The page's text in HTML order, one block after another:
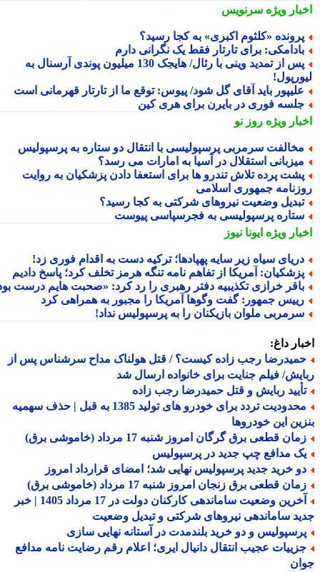
ویژهسرنویس
«کلثوم اکبری» به کجا رسید؟
برای تارتار فقط یک نگرانی دارم
پس از تمدید وینی با رئال/ هایجک 130 میلیون پوندی آرسنال به
باید آقای گل شود/ پیوس: توقع ما از تارتار قهرمانی است
فوری در بایرن برای هری کین
ویژهروز نو
سرمربی پرسپولیسی با انتقال دو ستاره به پرسپولیس
استقلال در آسیا به امارات می رسد؟
پرده تلاش تندرو ها برای استعفا دادن پزشکیان به روایت
جمهوری اسلامی
وضعیت نیروهای شرکتی به کجا رسید؟
پرسپولیسی به فجرسپاسی پیوست
ویژهایونا نیوز
سیاه زیر سایه پهپادها؛ ترکیه دست به اقدام فوری زد!
آمریکا از تفاهم نامه تنگه هرمز تخلف کرد؛ پاسخ دادیم
خرازی تکذیبیه دفتر رهبری را رد کرد: «صحبت هایم درست بود»
جمهور: گفت وگوها آمریکا را مجبور به همراهی کرد
ملوان بازیکنان را به پرسپولیس نداد!
داغ:
رجب زاده کیست؟ / قتل هولناک مداح سرشناس پس از
فیلم جنایت برای خانواده ارسال شد
ربایش و قتل حمیدرضا رجب زاده
محدودیت تردد برای خودرو های تولید 1385 به قبل | حذف سهمیه
این خودروها
قطعی برق گرگان امروز شنبه 17 مرداد (خاموشی برق)
مدافع چپ جدید در پرسپولیس
خرید جدید پرسپولیس نهایی شد؛ امضای قرارداد امروز
قطعی برق زنجان امروز شنبه 17 مرداد (خاموشی برق)
آخرین وضعیت ساماندهی کارکنان دولت در 17 مرداد 1405 | خبر
ساماندهی نیروهای شرکتی و تبدیل وضعیت
و دو خرید بلندمدت در آستانه نهایی سازی
عجیب انتقال دانیال ایری؛ اعلام رقم رضایت نامه مدافع